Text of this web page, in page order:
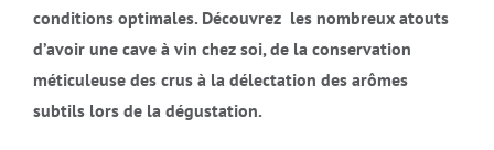
conditions optimales. Découvrez les nombreux atouts
d’avoir une cave à vin chez soi, de la conservation
méticuleuse des crus à la délectation des arômes
subtils lors de la dégustation.